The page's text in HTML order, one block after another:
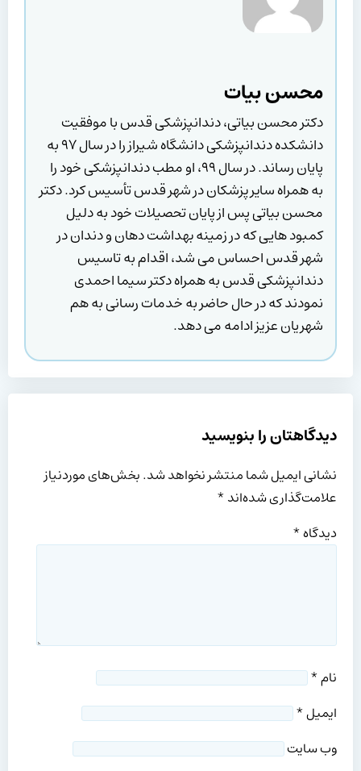
محسن بیات
دکتر محسن بیاتی، دندانپزشکی قدس با موفقیت
دانشکده دندانپزشکی دانشگاه شیراز را در سال ۹۷ به
پایان رساند. در سال ۹۹، او مطب دندانپزشکی خود را
به همراه سایر پزشکان در شهر قدس تأسیس کرد. دکتر
محسن بیاتی پس از پایان تحصیلات خود به دلیل
کمبود هایی که در زمینه بهداشت دهان و دندان در
شهر قدس احساس می شد، اقدام به تاسیس
دندانپزشکی قدس به همراه دکتر سیما احمدی
نمودند که در حال حاضر به خدمات رسانی به هم
شهریان عزیز ادامه می دهد.
دیدگاهتان را بنویسید
نشانی ایمیل شما منتشر نخواهد شد.بخش‌های موردنیاز
علامت‌گذاری شده‌اند*
دیدگاه*
نام*
ایمیل*
وب‌ سایت